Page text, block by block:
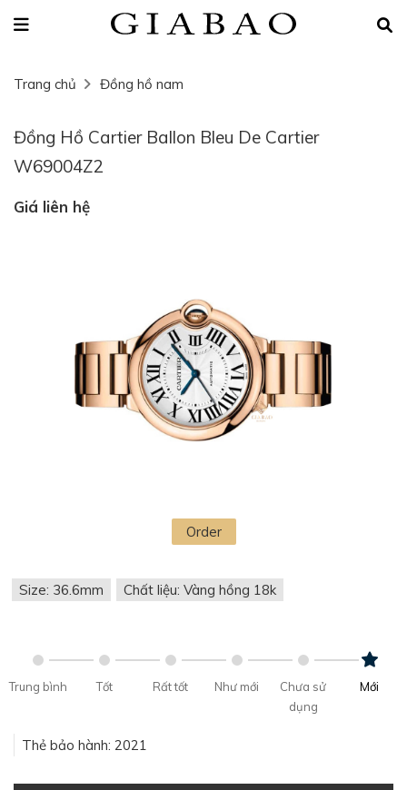
Trang chủ Đồng hồ nam
Đồng Hồ Cartier Ballon Bleu De Cartier
W69004Z2
Giá liên hệ
Order
Size: 36.6mm Chất liệu: Vàng hồng 18k
Trung bình Tốt Rất tốt Như mới
Chưa sử
dụng
Mới
Thẻ bảo hành: 2021